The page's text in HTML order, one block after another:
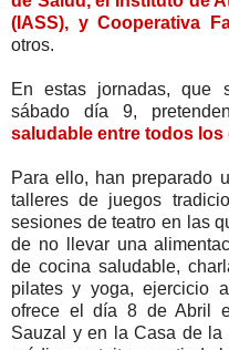
(IASS), y Cooperativa
otros.
En estas jornadas, que
sábado día 9,
saludable entre todos
Para ello, han preparado
talleres de juegos
sesiones de teatro en las
de no llevar una
de cocina saludable,
pilates y yoga, ejercicio
ofrece el día 8 de Abril
Sauzal y en la Casa de la